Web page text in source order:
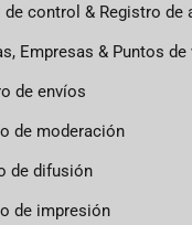
de control & Registro de
Empresas & Puntos de
de envíos
de moderación
de difusión
de impresión